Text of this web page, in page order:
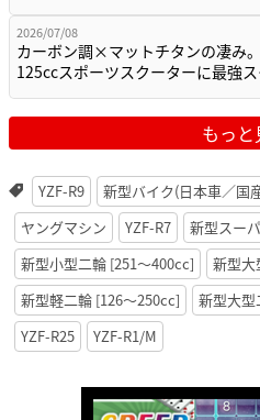
2026/07/08
カーボン調×マットチタンの凄み
125ccスポーツスクーターに最強
もっと
YZF-R9 新型バイク(日本車／国
ヤングマシン
YZF-R7
新型スー
新型小型二輪 [251〜400cc]
新型大
新型軽二輪 [126〜250cc]
新型大型
YZF-R25
YZF-R1/M